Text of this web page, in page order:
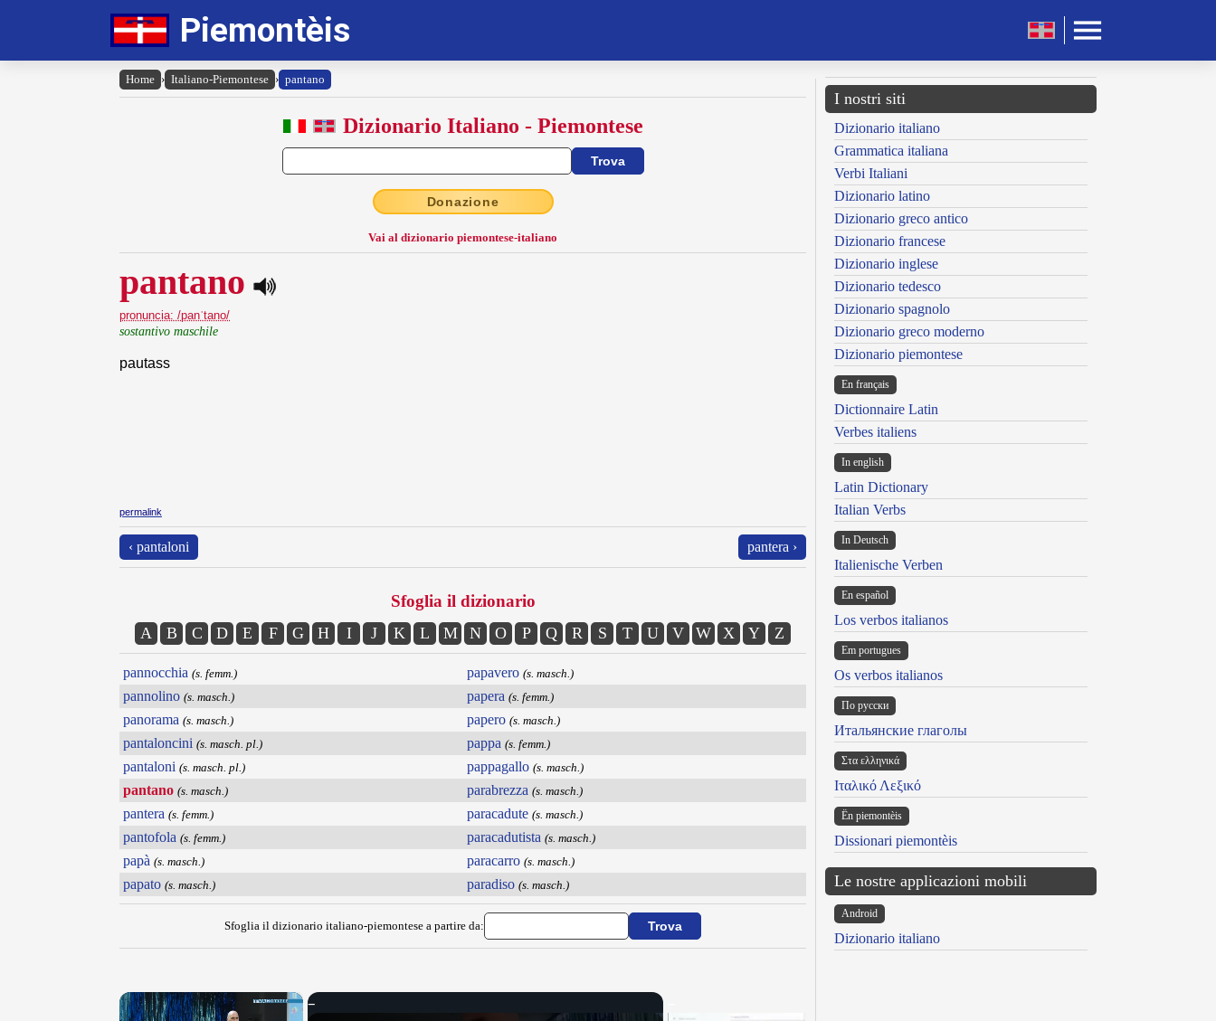
Piemontèis
Home › Italiano-Piemontese › pantano
Dizionario Italiano - Piemontese
Donazione
Vai al dizionario piemontese-italiano
pantano
pronuncia: /panˈtano/
sostantivo maschile
pautass
permalink
‹ pantaloni pantera ›
Sfoglia il dizionario
A B C D E F G H I J K L M N O P Q R S T U V W X Y Z
pannocchia (s. femm.)
pannolino (s. masch.)
panorama (s. masch.)
pantaloncini (s. masch. pl.)
pantaloni (s. masch. pl.)
pantano (s. masch.)
pantera (s. femm.)
pantofola (s. femm.)
papà (s. masch.)
papato (s. masch.)
papavero (s. masch.)
papera (s. femm.)
papero (s. masch.)
pappa (s. femm.)
pappagallo (s. masch.)
parabrezza (s. masch.)
paracadute (s. masch.)
paracadutista (s. masch.)
paracarro (s. masch.)
paradiso (s. masch.)
Sfoglia il dizionario italiano-piemontese a partire da:
×
I nostri siti
Dizionario italiano
Grammatica italiana
Verbi Italiani
Dizionario latino
Dizionario greco antico
Dizionario francese
Dizionario inglese
Dizionario tedesco
Dizionario spagnolo
Dizionario greco moderno
Dizionario piemontese
En français
Dictionnaire Latin
Verbes italiens
In english
Latin Dictionary
Italian Verbs
In Deutsch
Italienische Verben
En español
Los verbos italianos
Em portugues
Os verbos italianos
По русски
Итальянские глаголы
Στα ελληνικά
Ιταλικό Λεξικό
Ën piemontèis
Dissionari piemontèis
Le nostre applicazioni mobili
Android
Dizionario italiano